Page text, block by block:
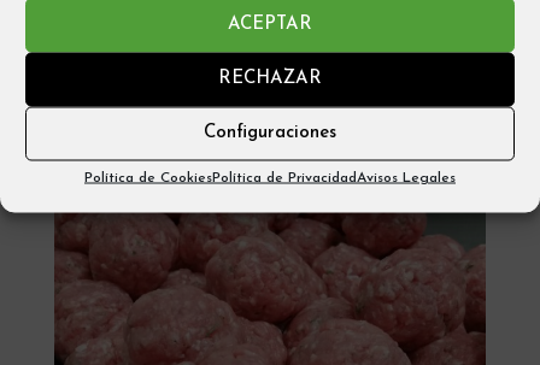
ACEPTAR
RECHAZAR
Configuraciones
Política de CookiesPolítica de Privacidad Avisos Legales
12,25€
Añadir al carrito